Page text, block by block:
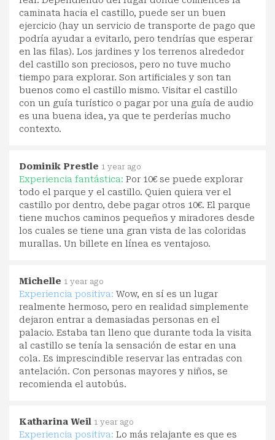
caminata hacia el castillo, puede ser un buen
ejercicio (hay un servicio de transporte de pago que
podría ayudar a evitarlo, pero tendrías que esperar
en las filas). Los jardines y los terrenos alrededor
del castillo son preciosos, pero no tuve mucho
tiempo para explorar. Son artificiales y son tan
buenos como el castillo mismo. Visitar el castillo
con un guía turístico o pagar por una guía de audio
es una buena idea, ya que te perderías mucho
contexto.
Dominik Prestle 1 year ago
Experiencia fantástica: Por 10€ se puede explorar
todo el parque y el castillo. Quien quiera ver el
castillo por dentro, debe pagar otros 10€. El parque
tiene muchos caminos pequeños y miradores desde
los cuales se tiene una gran vista de las coloridas
murallas. Un billete en línea es ventajoso.
Michelle 1 year ago
Experiencia positiva: Wow, en sí es un lugar
realmente hermoso, pero en realidad simplemente
dejaron entrar a demasiadas personas en el
palacio. Estaba tan lleno que durante toda la visita
al castillo se tenía la sensación de estar en una
cola. Es imprescindible reservar las entradas con
antelación. Con personas mayores y niños, se
recomienda el autobús.
Katharina Weil 1 year ago
Experiencia positiva: Lo más relajante es que es